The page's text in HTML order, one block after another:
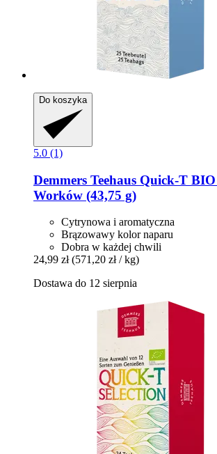
Do koszyka
5.0 (1)
Demmers Teehaus Quick-​T
Worków (43,75 g)
Cytrynowa i aromatyczna
Brązowawy kolor naparu
Dobra w każdej chwili
24,99 zł (571,20 zł / kg)
Dostawa do 12 sierpnia